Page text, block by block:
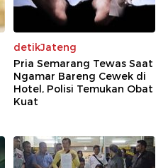
detikJateng
Pria Semarang Tewas Saat
Ngamar Bareng Cewek di
Hotel, Polisi Temukan Obat
Kuat